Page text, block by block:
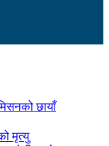
छायाँ
मृत्यु